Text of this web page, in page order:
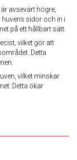
avsevärt högre,
huvens sidor och in i
på ett hållbart sätt.
vilket gör att
Detta
vilket minskar
Detta ökar